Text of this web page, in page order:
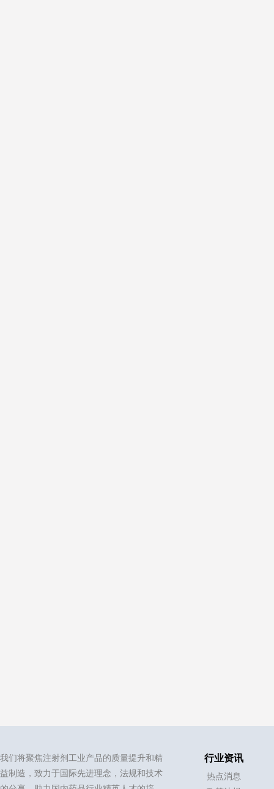
我们将聚焦注射剂工业产品的质量提升和精
益制造，致力于国际先进理念，法规和技术
行业资讯
热点消息